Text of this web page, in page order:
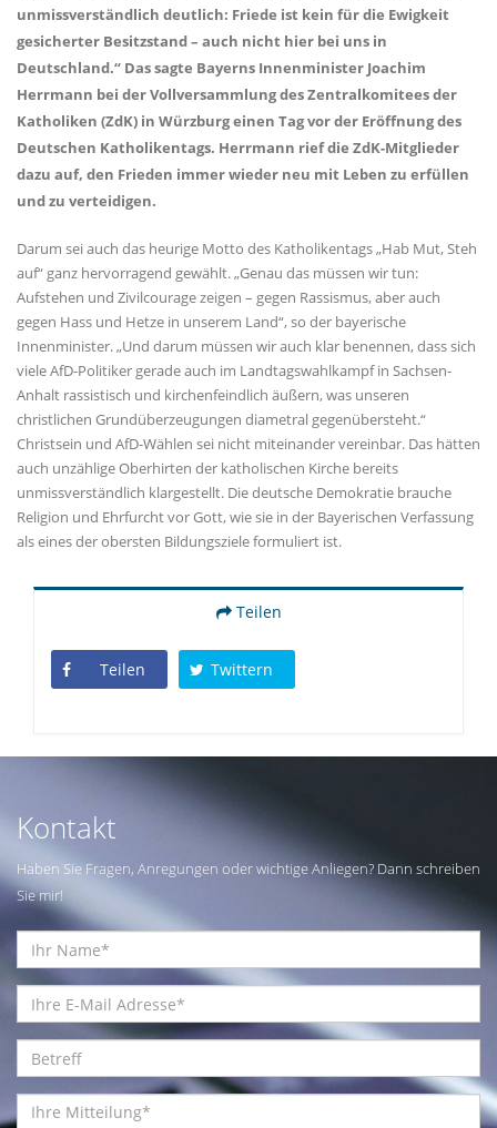
unmissverständlich deutlich: Friede ist kein für die Ewigkeit
gesicherter Besitzstand – auch nicht hier bei uns in
Deutschland.“ Das sagte Bayerns Innenminister Joachim
Herrmann bei der Vollversammlung des Zentralkomitees der
Katholiken (ZdK) in Würzburg einen Tag vor der Eröffnung des
Deutschen Katholikentags. Herrmann rief die ZdK-Mitglieder
dazu auf, den Frieden immer wieder neu mit Leben zu erfüllen
und zu verteidigen.
Darum sei auch das heurige Motto des Katholikentags „Hab Mut, Steh
auf“ ganz hervorragend gewählt. „Genau das müssen wir tun:
Aufstehen und Zivilcourage zeigen – gegen Rassismus, aber auch
gegen Hass und Hetze in unserem Land“, so der bayerische
Innenminister. „Und darum müssen wir auch klar benennen, dass sich
viele AfD-Politiker gerade auch im Landtagswahlkampf in Sachsen-
Anhalt rassistisch und kirchenfeindlich äußern, was unseren
christlichen Grundüberzeugungen diametral gegenübersteht.“
Christsein und AfD-Wählen sei nicht miteinander vereinbar. Das hätten
auch unzählige Oberhirten der katholischen Kirche bereits
unmissverständlich klargestellt. Die deutsche Demokratie brauche
Religion und Ehrfurcht vor Gott, wie sie in der Bayerischen Verfassung
als eines der obersten Bildungsziele formuliert ist.
Teilen
Teilen Twittern
Kontakt
Haben Sie Fragen, Anregungen oder wichtige Anliegen? Dann schreiben
Sie mir!